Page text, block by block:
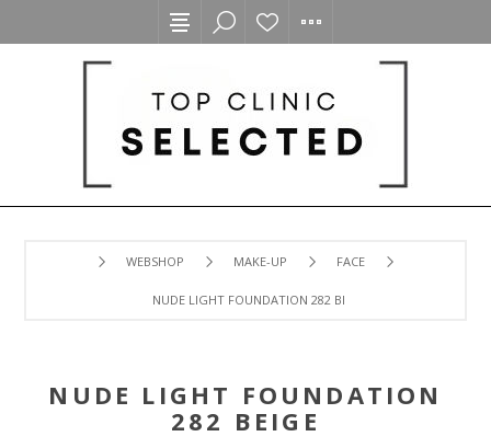
WEBSHOP MAKE-UP FACE
NUDE LIGHT FOUNDATION 282 BEIGE
NUDE LIGHT FOUNDATION
282 BEIGE